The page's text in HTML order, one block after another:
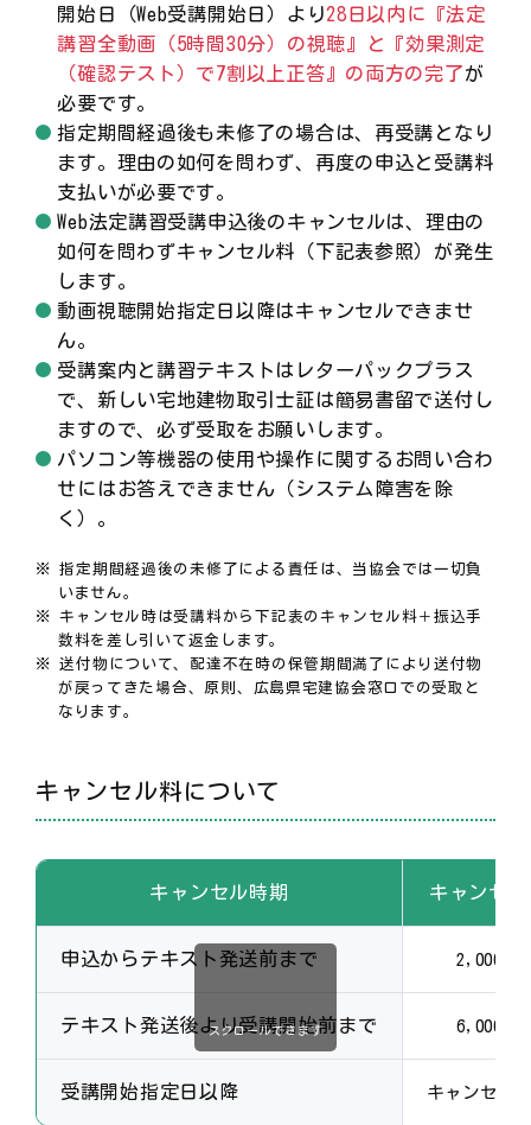
開始日（Web受講開始日）より28日以内に『法定
講習全動画（5時間30分）の視聴』と『効果測定
（確認テスト）で7割以上正答』の両方の完了が
必要です。
指定期間経過後も未修了の場合は、再受講となり
ます。理由の如何を問わず、再度の申込と受講料
支払いが必要です。
Web法定講習受講申込後のキャンセルは、理由の
如何を問わずキャンセル料（下記表参照）が発生
します。
動画視聴開始指定日以降はキャンセルできませ
ん。
受講案内と講習テキストはレターパックプラス
で、新しい宅地建物取引士証は簡易書留で送付し
ますので、必ず受取をお願いします。
パソコン等機器の使用や操作に関するお問い合わ
せにはお答えできません（システム障害を除
く）。
指定期間経過後の未修了による責任は、当協会では一切負
いません。
キャンセル時は受講料から下記表のキャンセル料＋振込手
数料を差し引いて返金します。
送付物について、配達不在時の保管期間満了により送付物
が戻ってきた場合、原則、広島県宅建協会窓口での受取と
なります。
キャンセル料について
キャンセル時期 キャンセ
申込からテキスト発送前まで 2,000円
テキスト発送後より受講開始前まで 6,000円
受講開始指定日以降 キャンセル
スクロールできます